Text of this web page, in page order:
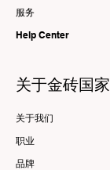
服务
Help Center
关于金砖国家
关于我们
职业
品牌